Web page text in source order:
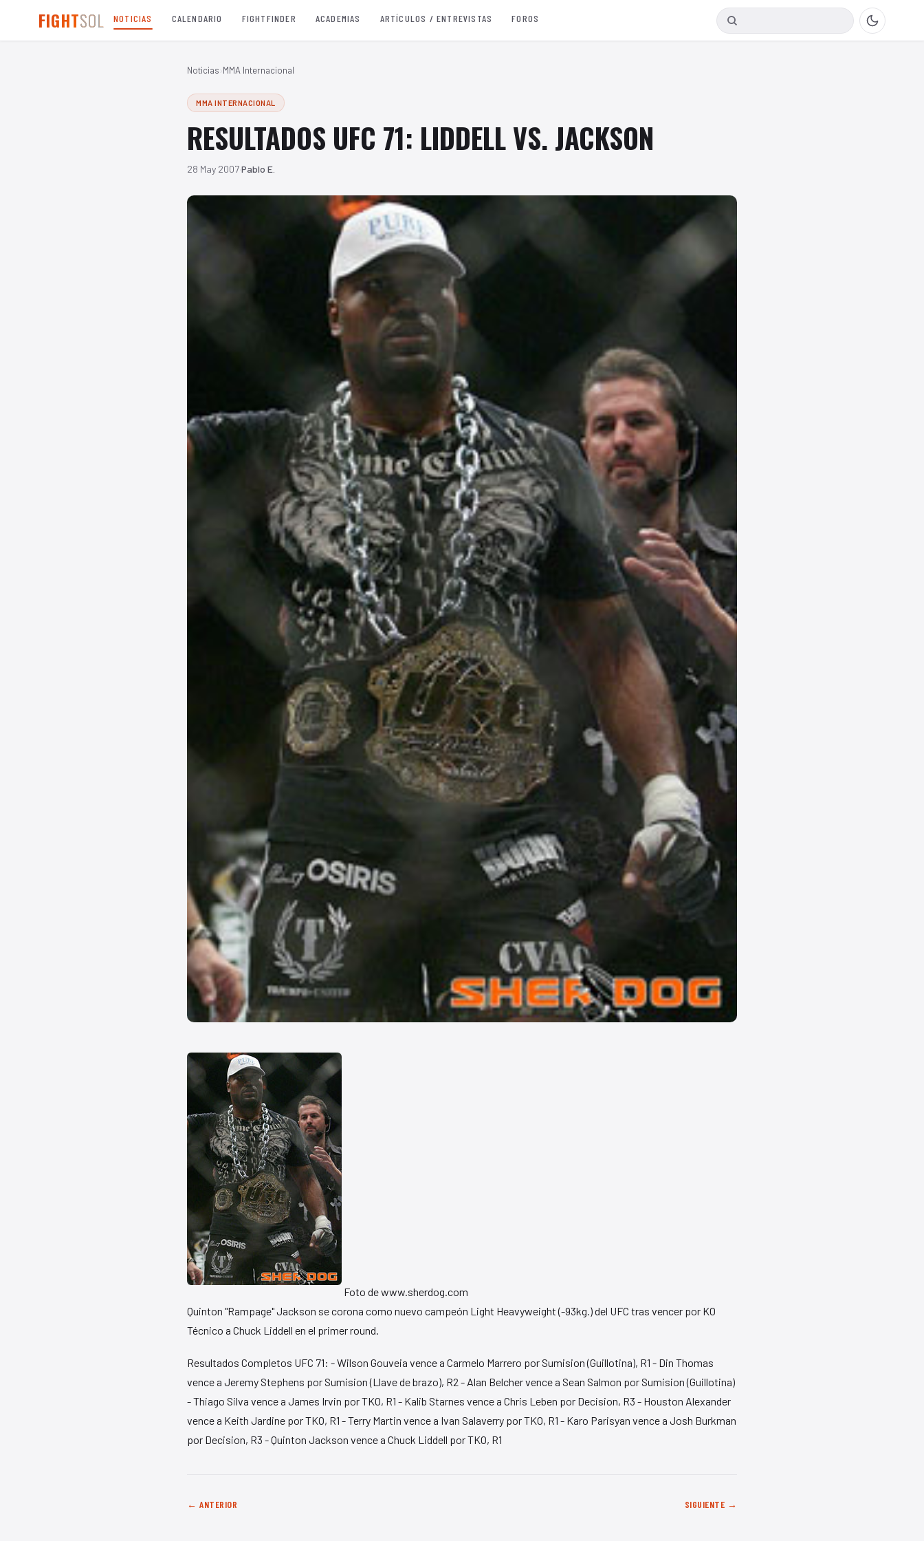
FIGHTSOL NOTICIAS CALENDARIO FIGHTFINDER ACADEMIAS ARTÍCULOS / ENTREVISTAS FOROS
Buscar en Fightsol
Noticias›MMA Internacional
MMA INTERNACIONAL
RESULTADOS UFC 71: LIDDELL VS. JACKSON
28 May 2007·Pablo E.
Foto de www.sherdog.com
Quinton "Rampage" Jackson se corona como nuevo campeón Light Heavyweight (-93kg.) del UFC tras vencer por KO
Técnico a Chuck Liddell en el primer round.
Resultados Completos UFC 71: - Wilson Gouveia vence a Carmelo Marrero por Sumision (Guillotina), R1 - Din Thomas
vence a Jeremy Stephens por Sumision (Llave de brazo), R2 - Alan Belcher vence a Sean Salmon por Sumision (Guillotina)
- Thiago Silva vence a James Irvin por TKO, R1 - Kalib Starnes vence a Chris Leben por Decision, R3 - Houston Alexander
vence a Keith Jardine por TKO, R1 - Terry Martin vence a Ivan Salaverry por TKO, R1 - Karo Parisyan vence a Josh Burkman
por Decision, R3 - Quinton Jackson vence a Chuck Liddell por TKO, R1
← ANTERIOR SIGUIENTE →